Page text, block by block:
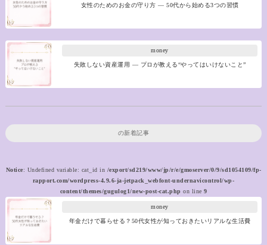
女性のためのお金の守り方 ― 50代から始める3つの習慣
money
失敗しない資産運用 ― プロが教える“やってはいけないこと”
の新着記事
Notice: Undefined variable: cat_id in /export/sd219/www/jp/r/e/gmoserver/0/9/sd1054109/fp-
rapport.com/wordpress-4.9.6-ja-jetpack_webfont-undernavicontrol/wp-
content/themes/gugulog1/new-post-cat.php on line 9
money
年金だけで暮らせる？50代女性が知っておきたいリアルな生活費